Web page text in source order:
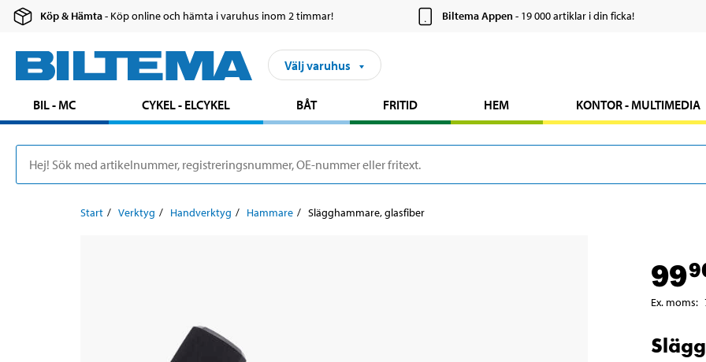
Köp & Hämta- Köp online och hämta i varuhus inom 2 timmar! Biltema Appen- 19 000 artiklar i din ficka!
Välj varuhus
BIL - MC CYKEL - ELCYKEL BÅT FRITID HEM KONTOR - MULTIMEDIA
Start Verktyg Handverktyg Hammare Slägghammare, glasfiber
99
Ex. moms: